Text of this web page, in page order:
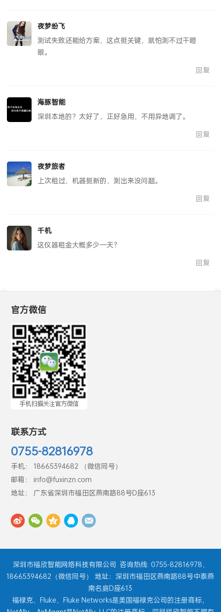
夜梦纷飞
测试失败还能给方案，这点挺关键，就怕测不过干瞪
眼。
回复
海豚智能
深圳本地的？太好了，正好急用，不用异地调了。
回复
夜梦旅者
上次租过，机器挺新的，测出来没问题。
回复
千机
这仪器租金大概多少一天？
回复
官方微信
联系方式
0755-82816978
手机： 18665394682 （微信同号）
邮箱： info@fuxinzn.com
地址： 广东省深圳市福田区燕南路88号D座613
深圳市福欣智能网络科技有限公司 咨询热线: 0755-82816978、
18665394682（微信同号） 地址：深圳市福田区燕南路88号中泰燕
南名庭D座613
福禄克、Fluke、Fluke Networks是美国福禄克公司的注册商标，